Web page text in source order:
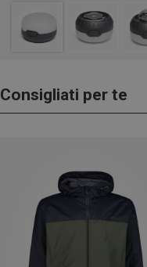
Consigliati per te